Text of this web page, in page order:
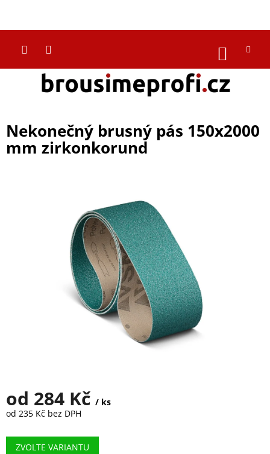
obsah
KOŠÍK
Nekonečný brusný pás 150x2000
mm zirkonkorund
od 284 Kč / ks
od 235 Kč bez DPH
cena:
ZVOLTE VARIANTU